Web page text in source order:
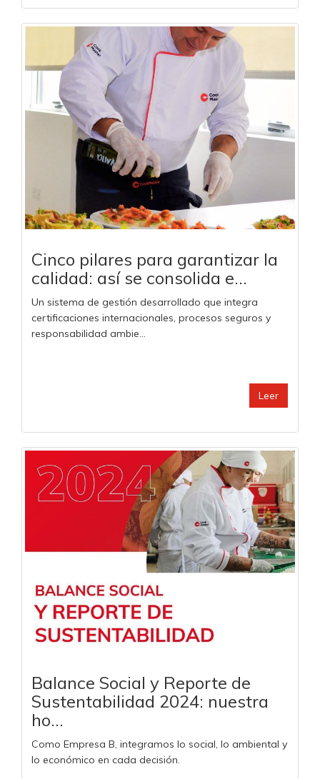
Cinco pilares para garantizar la
calidad: así se consolida e...
Un sistema de gestión desarrollado que integra
certificaciones internacionales, procesos seguros y
responsabilidad ambie...
Leer
Balance Social y Reporte de
Sustentabilidad 2024: nuestra
ho...
Como Empresa B, integramos lo social, lo ambiental y
lo económico en cada decisión.